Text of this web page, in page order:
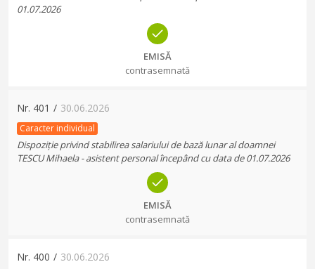
01.07.2026
EMISĂ
contrasemnată
Nr. 401 / 30.06.2026
Caracter individual
Dispoziție privind stabilirea salariului de bază lunar al doamnei
TESCU Mihaela - asistent personal începând cu data de 01.07.2026
EMISĂ
contrasemnată
Nr. 400 / 30.06.2026